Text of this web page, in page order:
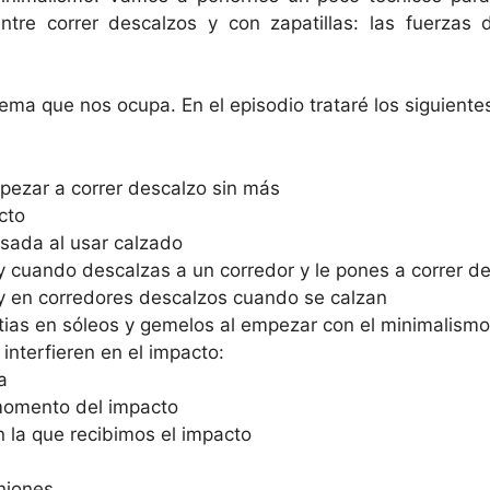
correr descalzos y con zapatillas: las fuerzas
que nos ocupa. En el episodio trataré los
a correr descalzo sin más
al usar calzado
cuando descalzas a un corredor y le pones a correr
en corredores descalzos cuando se calzan
en sóleos y gemelos al empezar con el minimalismo
en el impacto:
del impacto
la que recibimos el impacto